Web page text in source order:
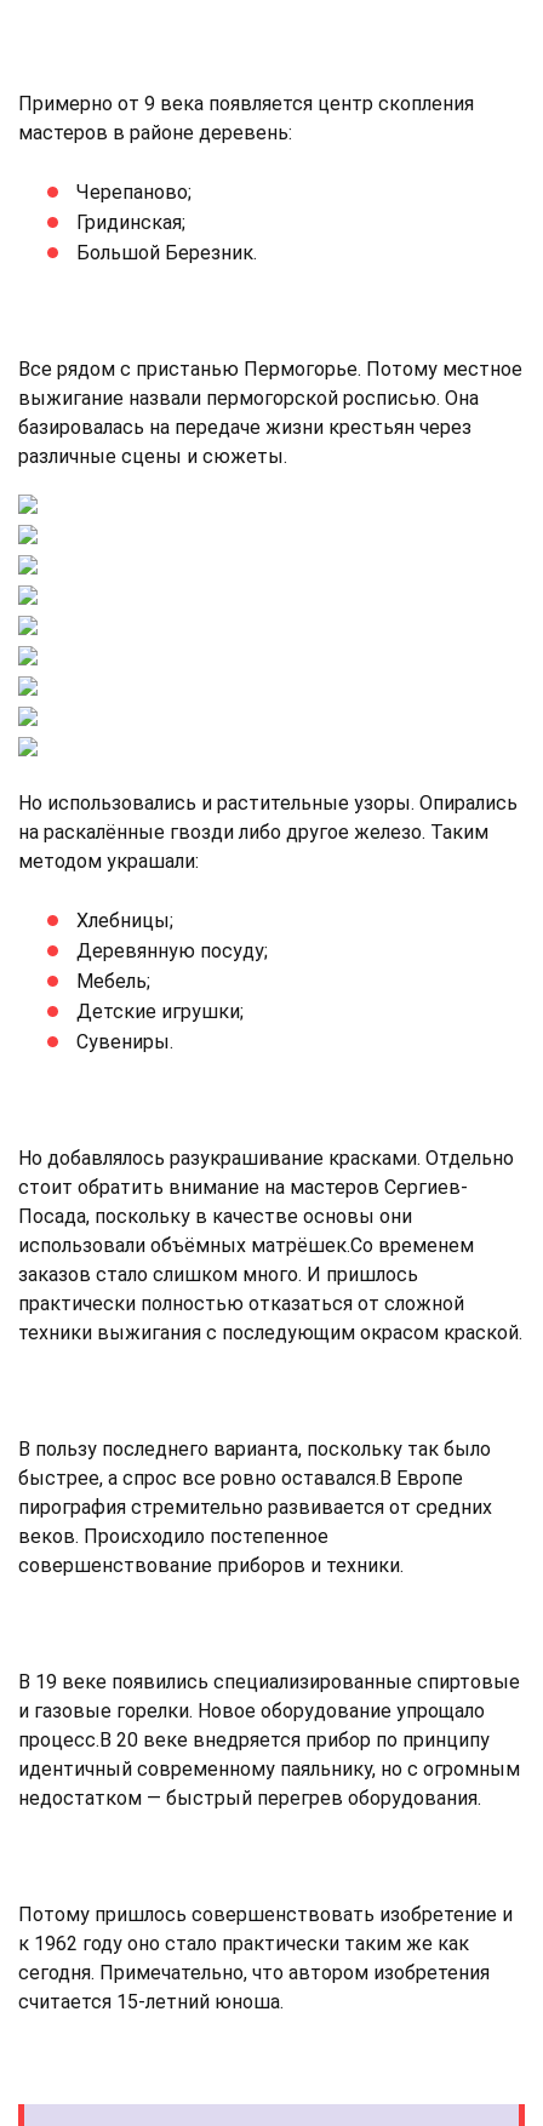
Примерно от 9 века появляется центр скопления
мастеров в районе деревень:
Черепаново;
Гридинская;
Большой Березник.
Все рядом с пристанью Пермогорье. Потому местное
выжигание назвали пермогорской росписью. Она
базировалась на передаче жизни крестьян через
различные сцены и сюжеты.
Но использовались и растительные узоры. Опирались
на раскалённые гвозди либо другое железо. Таким
методом украшали:
Хлебницы;
Деревянную посуду;
Мебель;
Детские игрушки;
Сувениры.
Но добавлялось разукрашивание красками. Отдельно
стоит обратить внимание на мастеров Сергиев-
Посада, поскольку в качестве основы они
использовали объёмных матрёшек.Со временем
заказов стало слишком много. И пришлось
практически полностью отказаться от сложной
техники выжигания с последующим окрасом краской.
В пользу последнего варианта, поскольку так было
быстрее, а спрос все ровно оставался.В Европе
пирография стремительно развивается от средних
веков. Происходило постепенное
совершенствование приборов и техники.
В 19 веке появились специализированные спиртовые
и газовые горелки. Новое оборудование упрощало
процесс.В 20 веке внедряется прибор по принципу
идентичный современному паяльнику, но с огромным
недостатком — быстрый перегрев оборудования.
Потому пришлось совершенствовать изобретение и
к 1962 году оно стало практически таким же как
сегодня. Примечательно, что автором изобретения
считается 15-летний юноша.